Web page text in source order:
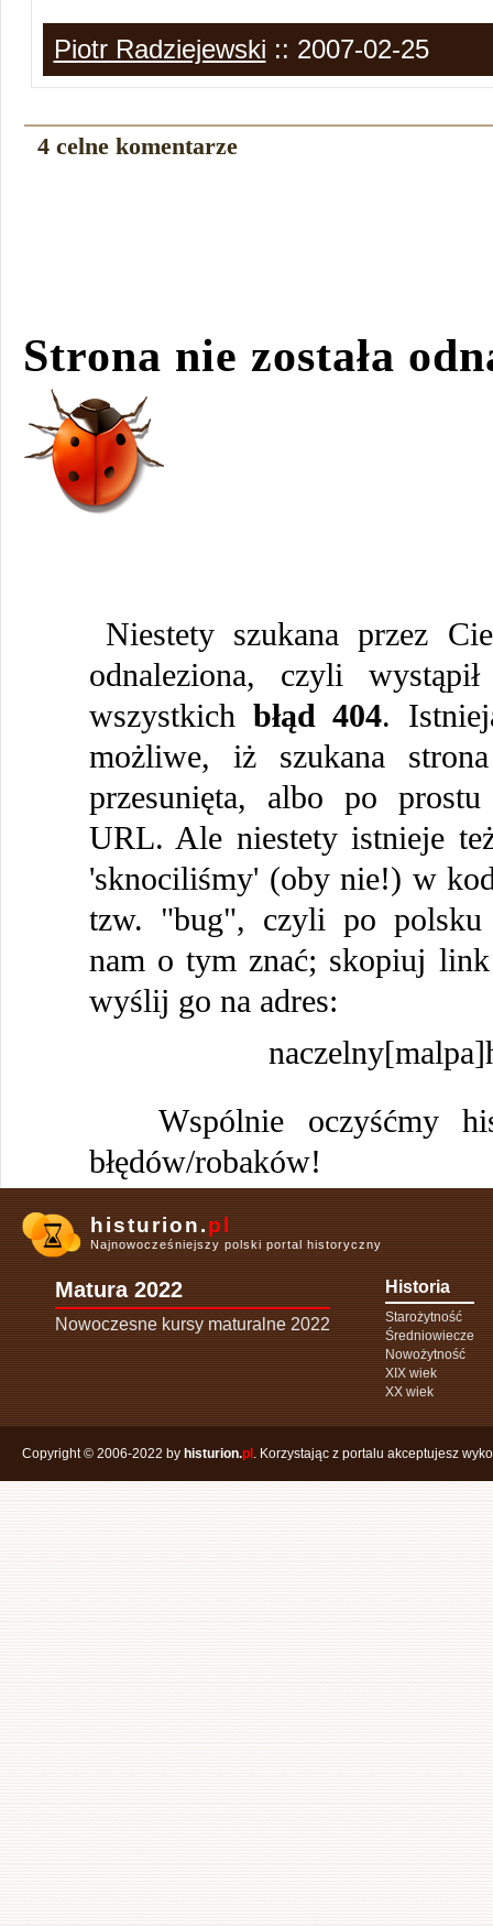
Piotr Radziejewski :: 2007-02-25
4 celne komentarze
Strona nie została
Niestety szukana przez
odnaleziona, czyli
wszystkich błąd 404.
możliwe, iż szukana
przesunięta, albo po prostu
URL. Ale niestety istnieje
'sknociliśmy' (oby nie!) w
tzw. "bug", czyli po polsku
nam o tym znać; skopiuj
wyślij go na adres:
Wspólnie oczyśćmy
błędów/robaków!
histurion.pl
Najnowocześniejszy polski portal historyczny
Matura 2022
Nowoczesne kursy maturalne 2022
Historia
Starożytność
Średniowiecze
Nowożytność
XIX wiek
XX wiek
Copyright © 2006-2022 by histurion.pl . Korzystając z portalu akceptujesz